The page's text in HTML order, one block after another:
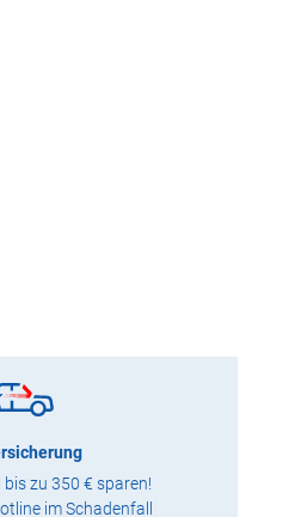
zu 350 € sparen!
im Schadenfall